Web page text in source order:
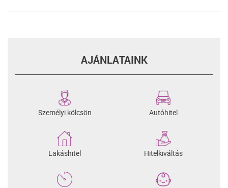
AJÁNLATAINK
Személyi kölcsön Autóhitel
Lakáshitel Hitelkiváltás